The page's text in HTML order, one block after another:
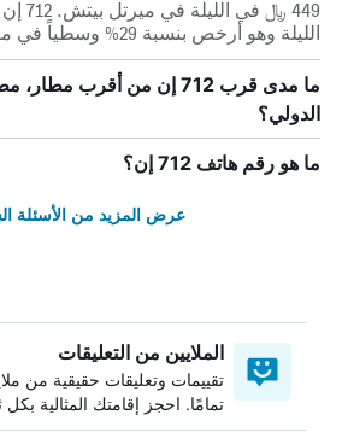
الليلة وهو أرخص بنسبة 29% وسطياً في ميرتل بيتش.
ما مدى قرب 712 إن من أقرب
الدولي؟
ما هو رقم هاتف 712 إن؟
عرض المزيد من الأسئلة
الملايين من التعليقات
تقييمات وتعليقات حقيقية من
تمامًا. احجز إقامتك المثالية بكل